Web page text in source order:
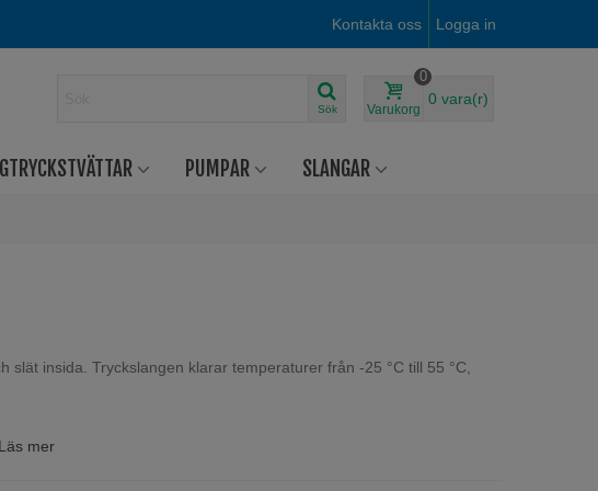
Kontakta oss Logga in
Sök Varukorg
0
0 vara(r)
PUMPAR SLANGAR
insida. Tryckslangen klarar temperaturer från -25 °C till 55 °C,
Läs mer